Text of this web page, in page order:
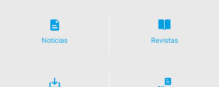
Noticias Revistas